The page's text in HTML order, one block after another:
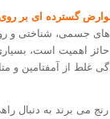
عوارض گسترده ای بر
جسمی، شناختی و
اهمیت است،
غلط از آمفتامین و
رنج می برند به دنبال